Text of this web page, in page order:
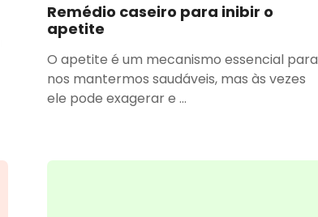
Remédio caseiro para inibir o
apetite
O apetite é um mecanismo essencial para
nos mantermos saudáveis, mas às vezes
ele pode exagerar e ...